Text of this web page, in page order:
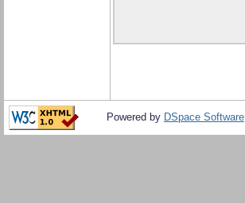
Powered by DSpace Software